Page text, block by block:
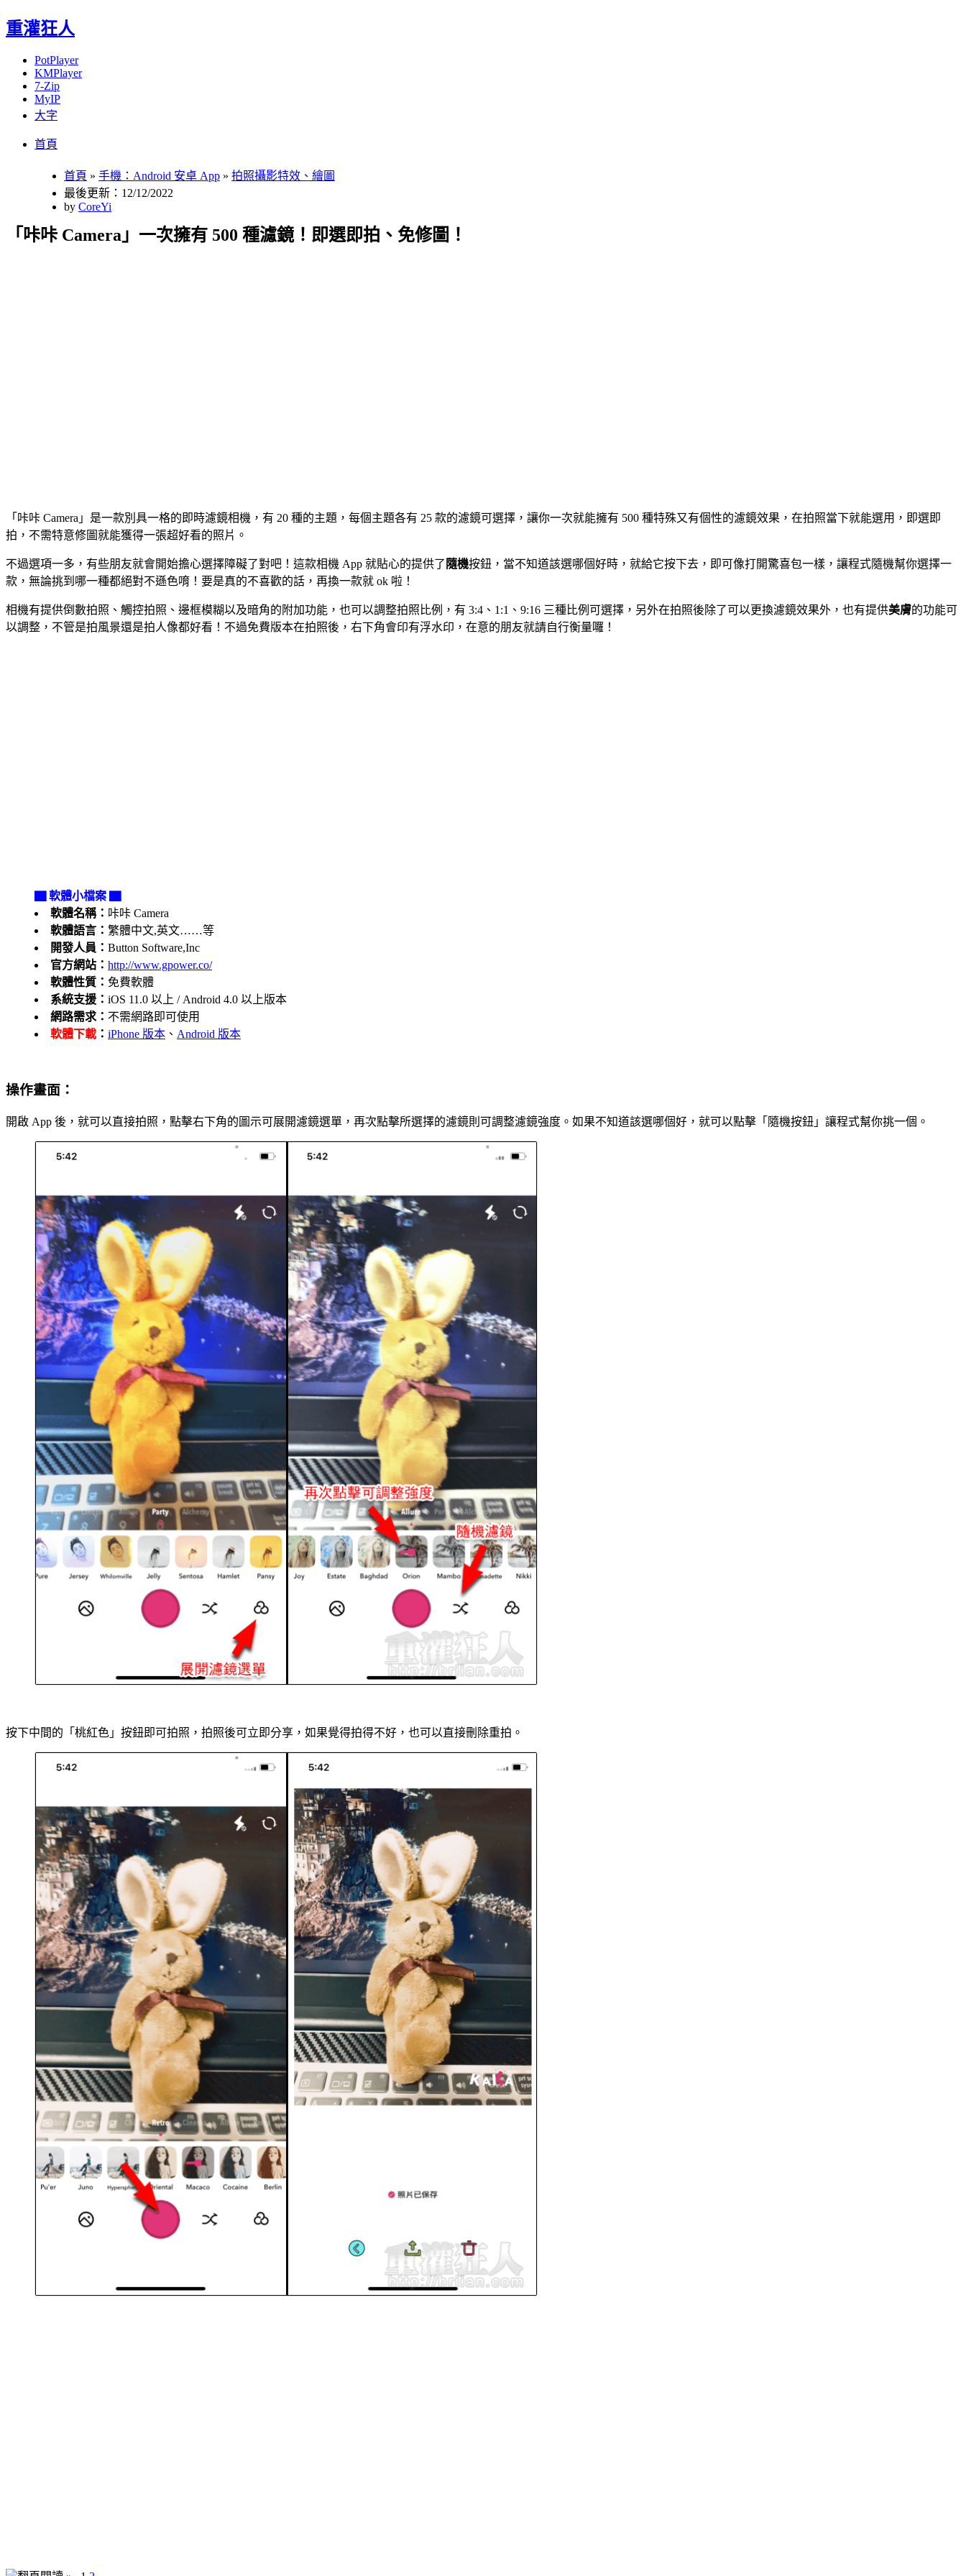
重灌狂人
PotPlayer
KMPlayer
7-Zip
MyIP
大字
首頁
首頁 » 手機：Android 安卓 App » 拍照攝影特效、繪圖
最後更新：12/12/2022
by CoreYi
「咔咔 Camera」一次擁有 500 種濾鏡！即選即拍、免修圖！
「咔咔 Camera」是一款別具一格的即時濾鏡相機，有 20 種的主題，每個主題各有 25 款的濾鏡可選擇，讓你一次就能擁有 500 種特殊又有個性的濾鏡效果，在拍照當下就能選用，即選即
拍，不需特意修圖就能獲得一張超好看的照片。
不過選項一多，有些朋友就會開始擔心選擇障礙了對吧！這款相機 App 就貼心的提供了 隨機按鈕，當不知道該選哪個好時，就給它按下去，即可像打開驚喜包一樣，讓程式隨機幫你選擇一
款，無論挑到哪一種都絕對不遜色唷！要是真的不喜歡的話，再換一款就 ok 啦！
相機有提供倒數拍照、觸控拍照、邊框模糊以及暗角的附加功能，也可以調整拍照比例，有 3:4、1:1、9:16 三種比例可選擇，另外在拍照後除了可以更換濾鏡效果外，也有提供美膚的功能可
以調整，不管是拍風景還是拍人像都好看！不過免費版本在拍照後，右下角會印有浮水印，在意的朋友就請自行衡量囉！
▇ 軟體小檔案 ▇
軟體名稱： 咔咔 Camera
軟體語言： 繁體中文,英文……等
開發人員： Button Software,Inc
官方網站： http://www.gpower.co/
軟體性質： 免費軟體
系統支援： iOS 11.0 以上 / Android 4.0 以上版本
網路需求： 不需網路即可使用
軟體下載 ： iPhone 版本 、 Android 版本
操作畫面：
開啟 App 後，就可以直接拍照，點擊右下角的圖示可展開濾鏡選單，再次點擊所選擇的濾鏡則可調整濾鏡強度。如果不知道該選哪個好，就可以點擊「隨機按鈕」讓程式幫你挑一個。
按下中間的「桃紅色」按鈕即可拍照，拍照後可立即分享，如果覺得拍得不好，也可以直接刪除重拍。